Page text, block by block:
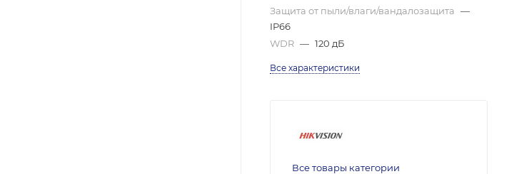
Защита от пыли/влаги/вандалозащита —
IP66
WDR — 120 дБ
Все характеристики
Все товары категории